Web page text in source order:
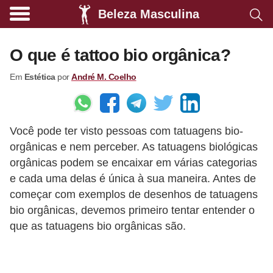
Beleza Masculina
O que é tattoo bio orgânica?
Em EstéticaporAndré M. Coelho
Você pode ter visto pessoas com tatuagens bio-
orgânicas e nem perceber. As tatuagens biológicas
orgânicas podem se encaixar em várias categorias
e cada uma delas é única à sua maneira. Antes de
começar com exemplos de desenhos de tatuagens
bio orgânicas, devemos primeiro tentar entender o
que as tatuagens bio orgânicas são.
A
m
t
a
ç
ã
o
s